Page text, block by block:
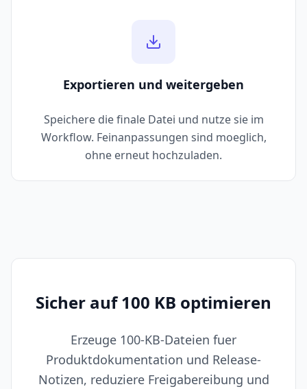
Exportieren und weitergeben
Speichere die finale Datei und nutze sie im
Workflow. Feinanpassungen sind moeglich,
ohne erneut hochzuladen.
Sicher auf 100 KB optimieren
Erzeuge 100-KB-Dateien fuer
Produktdokumentation und Release-
Notizen, reduziere Freigabereibung und